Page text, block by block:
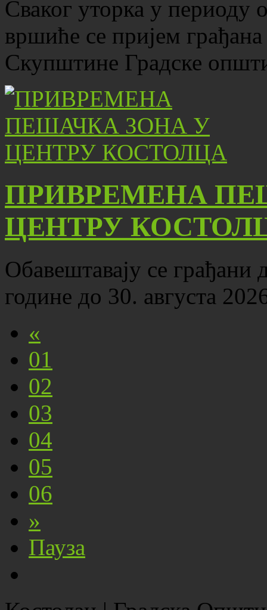
Сваког уторка у периоду
вршиће се пријем
Скупштине Градске
ПРИВРЕМЕНА
ЦЕНТРУ
Обавештавају се грађани
године до 30. августа
«
01
02
03
04
05
06
»
Пауза